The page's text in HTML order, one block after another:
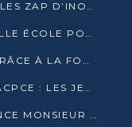
AGRICULTURE : LE CONGO LANCE LES ZAP D’INONI ET YONO
BE GREEN ACADEMY : UNE NOUVELLE ÉCOLE POUR LES MÉTIERS DE L’ÉCOLOGIE À POINTE-NOIRE
L’ÉCOLE PIERRE NZOKO RENAIT GRÂCE À LA FONDATION MUCODEC
JOURNÉE PORTES OUVERTES À L’ACPCE : LES JEUNES EN IMMERSION DANS L’ENTREPRISE
LETTRE OUVERTE A SON EXCELLENCE MONSIEUR DENIS SASSOU NGUESSO, PRESIDENT DE LAREPUBLIQUE DU CONGO